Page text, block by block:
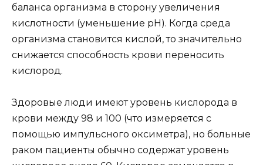
баланса организма в сторону увеличения
кислотности (уменьшение рН). Когда среда
организма становится кислой, то значительно
снижается способность крови переносить
кислород.
Здоровые люди имеют уровень кислорода в
крови между 98 и 100 (что измеряется с
помощью импульсного оксиметра), но больные
раком пациенты обычно содержат уровень